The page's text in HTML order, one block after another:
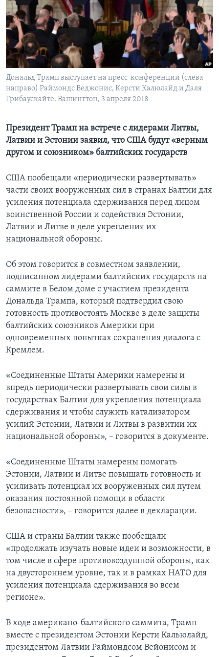
Learning English
СОЦИАЛЬНЫЕ СЕТИ
Языки
Дональд Трамп выступает на пресс-конференции (слева
направо) Раймондс Веджонис, Керсти Калюлайд и Даля
Грибаускайте. Вашингтон, 3 апреля 2018
Президент Трамп на встрече с лидерами Литвы,
Латвии и Эстонии заявил, что США будут «верным
другом и союзником» балтийских государств
США пообещали «периодически развертывать»
части своих вооруженных сил в странах Балтии для
усиления потенциала сдерживания перед лицом
воинственной России и содействия Эстонии,
Латвии и Литве в деле укрепления их
национальной обороны.
Об этом говорится в совместном заявлении,
подписанном лидерами балтийских государств на
саммите в Белом доме с участием президента
Дональда Трампа, который подтвердил свою
готовность противостоять Москве в деле защиты
балтийских союзников Америки при
одновременных попытках сохранения диалога с
Кремлем.
«Соединенные Штаты Америки намерены и
впредь периодически развертывать свои силы в
государствах Балтии для укрепления потенциала
сдерживания и чтобы служить катализатором
усилий Эстонии, Латвии и Литвы в развитии их
национальной обороны», – говорится в документе.
«Соединенные Штаты намерены помогать
Эстонии, Латвии и Литве повышать готовность и
усиливать потенциал их вооруженных сил путем
оказания постоянной помощи в области
безопасности», – говорится далее в декларации.
США и страны Балтии также пообещали
«продолжать изучать новые идеи и возможности, в
том числе в сфере противовоздушной обороны, как
на двустороннем уровне, так и в рамках НАТО для
усиления потенциала сдерживания во всем
регионе».
В ходе американо-балтийского саммита, Трамп
вместе с президентом Эстонии Керсти Кальюлайд,
президентом Латвии Раймондсом Вейонисом и